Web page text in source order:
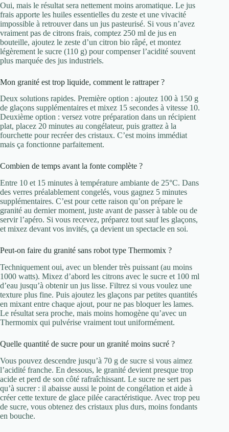
Oui, mais le résultat sera nettement moins aromatique. Le jus
frais apporte les huiles essentielles du zeste et une vivacité
impossible à retrouver dans un jus pasteurisé. Si vous n’avez
vraiment pas de citrons frais, comptez 250 ml de jus en
bouteille, ajoutez le zeste d’un citron bio râpé, et montez
légèrement le sucre (110 g) pour compenser l’acidité souvent
plus marquée des jus industriels.
Mon granité est trop liquide, comment le rattraper ?
Deux solutions rapides. Première option : ajoutez 100 à 150 g
de glaçons supplémentaires et mixez 15 secondes à vitesse 10.
Deuxième option : versez votre préparation dans un récipient
plat, placez 20 minutes au congélateur, puis grattez à la
fourchette pour recréer des cristaux. C’est moins immédiat
mais ça fonctionne parfaitement.
Combien de temps avant la fonte complète ?
Entre 10 et 15 minutes à température ambiante de 25°C. Dans
des verres préalablement congelés, vous gagnez 5 minutes
supplémentaires. C’est pour cette raison qu’on prépare le
granité au dernier moment, juste avant de passer à table ou de
servir l’apéro. Si vous recevez, préparez tout sauf les glaçons,
et mixez devant vos invités, ça devient un spectacle en soi.
Peut-on faire du granité sans robot type Thermomix ?
Techniquement oui, avec un blender très puissant (au moins
1000 watts). Mixez d’abord les citrons avec le sucre et 100 ml
d’eau jusqu’à obtenir un jus lisse. Filtrez si vous voulez une
texture plus fine. Puis ajoutez les glaçons par petites quantités
en mixant entre chaque ajout, pour ne pas bloquer les lames.
Le résultat sera proche, mais moins homogène qu’avec un
Thermomix qui pulvérise vraiment tout uniformément.
Quelle quantité de sucre pour un granité moins sucré ?
Vous pouvez descendre jusqu’à 70 g de sucre si vous aimez
l’acidité franche. En dessous, le granité devient presque trop
acide et perd de son côté rafraîchissant. Le sucre ne sert pas
qu’à sucrer : il abaisse aussi le point de congélation et aide à
créer cette texture de glace pilée caractéristique. Avec trop peu
de sucre, vous obtenez des cristaux plus durs, moins fondants
en bouche.